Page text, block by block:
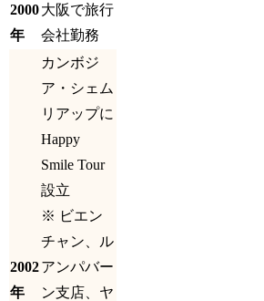
2000
年
大阪で旅行
会社勤務
2002
年
カンボジ
ア・シェム
リアップに
Happy
Smile Tour
設立
※ ビエン
チャン、ル
アンパバー
ン支店、ヤ